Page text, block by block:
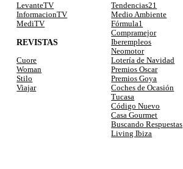
LevanteTV
InformacionTV
MediTV
REVISTAS
Cuore
Woman
Stilo
Viajar
Tendencias21
Medio Ambiente
Fórmula1
Compramejor
Iberempleos
Neomotor
Lotería de Navidad
Premios Oscar
Premios Goya
Coches de Ocasión
Tucasa
Código Nuevo
Casa Gourmet
Buscando Respuestas
Living Ibiza